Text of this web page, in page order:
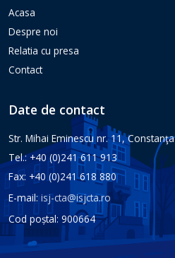
Acasa
Despre noi
Relatia cu presa
Contact
Date de contact
Str. Mihai Eminescu nr. 11, Constanţa
Tel.: +40 (0)241 611 913
Fax: +40 (0)241 618 880
E-mail:isj-cta@isjcta.ro
Cod poștal: 900664